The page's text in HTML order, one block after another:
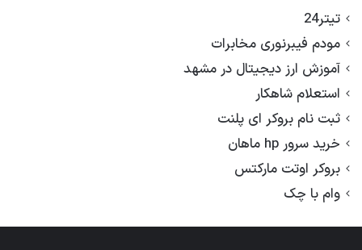
تیتر24
مودم فیبرنوری مخابرات
آموزش ارز دیجیتال در مشهد
استعلام شاهکار
ثبت نام بروکر ای پلنت
خرید سرور hp ماهان
بروکر اوتت مارکتس
وام با چک